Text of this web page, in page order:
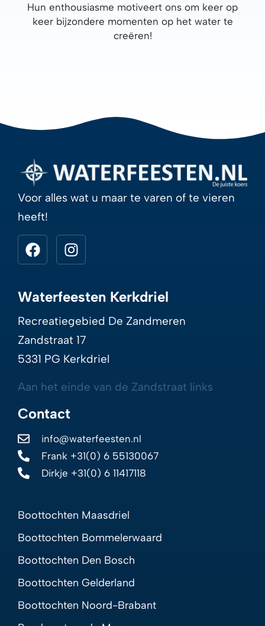
Hun enthousiasme motiveert ons om keer op
keer bijzondere momenten op het water te
creëren!
Voor alles wat u maar te varen of te vieren
heeft!
Waterfeesten Kerkdriel
Recreatiegebied De Zandmeren
Zandstraat 17
5331 PG Kerkdriel
Aan het einde van de Zandstraat links
Contact
info@waterfeesten.nl
Frank +31(0) 6 55130067
Dirkje +31(0) 6 11417118
Boottochten Maasdriel
Boottochten Bommelerwaard
Boottochten Den Bosch
Boottochten Gelderland
Boottochten Noord-Brabant